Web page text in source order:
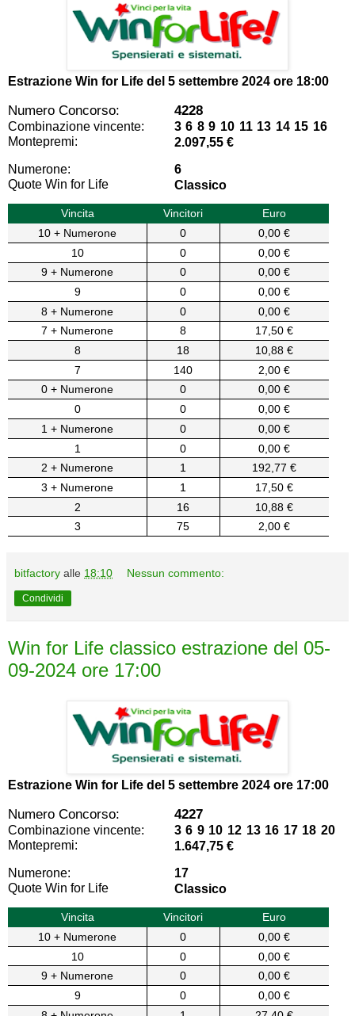
Estrazione Win for Life del 5 settembre 2024 ore 18:00
Numero Concorso: 4228
Combinazione vincente:
3 6 8 9 10 11 13 14 15 16
Montepremi:
2.097,55 €
Numerone:
6
Quote Win for Life
Classico
Vincita Vincitori
Euro
10 + Numerone
0
0,00 €
10
0
0,00 €
9 + Numerone
0
0,00 €
9
0
0,00 €
8 + Numerone
0
0,00 €
7 + Numerone
8
17,50 €
8
18
10,88 €
7
140
2,00 €
0 + Numerone
0
0,00 €
0
0
0,00 €
1 + Numerone
0
0,00 €
1
0
0,00 €
2 + Numerone
1
192,77 €
3 + Numerone
1
17,50 €
2
16
10,88 €
3
75 2,00 €
bitfactory alle 18:10 Nessun commento:
Condividi
Win for Life classico estrazione del 05-
09-2024 ore 17:00
Estrazione Win for Life del 5 settembre 2024 ore 17:00
Numero Concorso: 4227
Combinazione vincente:
3 6 9 10 12 13 16 17 18 20
Montepremi:
1.647,75 €
Numerone:
17
Quote Win for Life
Classico
Vincita Vincitori
Euro
10 + Numerone
0
0,00 €
10
0
0,00 €
9 + Numerone
0
0,00 €
9
0
0,00 €